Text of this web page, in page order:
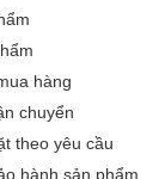
hàng
chuyển
theo yêu cầu
hành sản phẩm